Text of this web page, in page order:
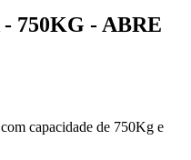
750KG - ABRE
capacidade de 750Kg e